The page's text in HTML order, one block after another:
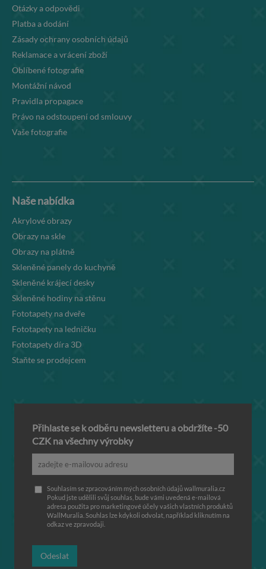
Otázky a odpovědi
Platba a dodání
Zásady ochrany osobních údajů
Reklamace a vrácení zboží
Oblíbené fotografie
Montážní návod
Pravidla propagace
Právo na odstoupení od smlouvy
Vaše fotografie
Naše nabídka
Akrylové obrazy
Obrazy na skle
Obrazy na plátně
Skleněné panely do kuchyně
Skleněné krájecí desky
Skleněné hodiny na stěnu
Fototapety na dveře
Fototapety na ledničku
Fototapety díra 3D
Staňte se prodejcem
Přihlaste se k odběru newsletteru a obdržíte -50
CZK na všechny výrobky
Souhlasím se zpracováním mých osobních údajů wallmuralia.cz
Pokud jste udělili svůj souhlas, bude vámi uvedená e-mailová
adresa použita pro marketingové účely vašich vlastních produktů
WallMuralia. Souhlas lze kdykoli odvolat, například kliknutím na
odkaz ve zpravodaji.
Odeslat